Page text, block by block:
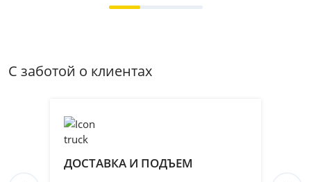
С заботой о клиентах
ДОСТАВКА И ПОДЪЕМ